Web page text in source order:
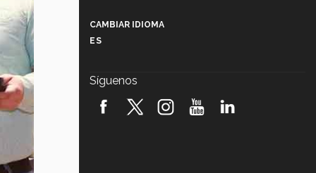
robótica FIRST 2026! (video)
CAMBIAR IDIOMA
ES
Síguenos